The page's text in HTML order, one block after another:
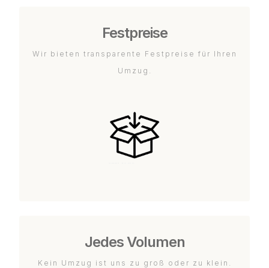
Festpreise
Wir bieten transparente Festpreise für Ihren
Umzug.
Jedes Volumen
Kein Umzug ist uns zu groß oder zu klein.